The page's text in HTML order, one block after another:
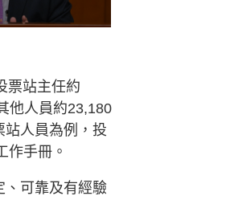
票站主任約
他人員約23,180
站人員為例，投
作手冊。
、可靠及有經驗